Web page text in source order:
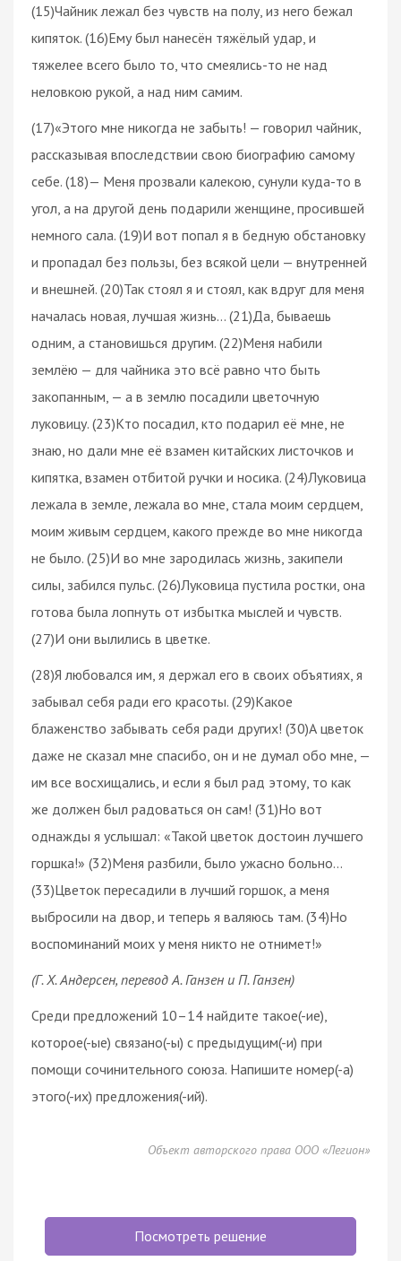
(15)Чайник лежал без чувств на полу, из него бежал
кипяток. (16)Ему был нанесён тяжёлый удар, и
тяжелее всего было то, что смеялись-то не над
неловкою рукой, а над ним самим.
(17)«Этого мне никогда не забыть! — говорил чайник,
рассказывая впоследствии свою биографию самому
себе. (18)— Меня прозвали калекою, сунули куда-то в
угол, а на другой день подарили женщине, просившей
немного сала. (19)И вот попал я в бедную обстановку
и пропадал без пользы, без всякой цели — внутренней
и внешней. (20)Так стоял я и стоял, как вдруг для меня
началась новая, лучшая жизнь… (21)Да, бываешь
одним, а становишься другим. (22)Меня набили
землёю — для чайника это всё равно что быть
закопанным, — а в землю посадили цветочную
луковицу. (23)Кто посадил, кто подарил её мне, не
знаю, но дали мне её взамен китайских листочков и
кипятка, взамен отбитой ручки и носика. (24)Луковица
лежала в земле, лежала во мне, стала моим сердцем,
моим живым сердцем, какого прежде во мне никогда
не было. (25)И во мне зародилась жизнь, закипели
силы, забился пульс. (26)Луковица пустила ростки, она
готова была лопнуть от избытка мыслей и чувств.
(27)И они вылились в цветке.
(28)Я любовался им, я держал его в своих объятиях, я
забывал себя ради его красоты. (29)Какое
блаженство забывать себя ради других! (30)А цветок
даже не сказал мне спасибо, он и не думал обо мне, —
им все восхищались, и если я был рад этому, то как
же должен был радоваться он сам! (31)Но вот
однажды я услышал: «Такой цветок достоин лучшего
горшка!» (32)Меня разбили, было ужасно больно…
(33)Цветок пересадили в лучший горшок, а меня
выбросили на двор, и теперь я валяюсь там. (34)Но
воспоминаний моих у меня никто не отнимет!»
(Г. Х. Андерсен, перевод А. Ганзен и П. Ганзен)
Среди предложений 10–14 найдите такое(-ие),
которое(-ые) связано(-ы) с предыдущим(-и) при
помощи сочинительного союза. Напишите номер(-а)
этого(-их) предложения(-ий).
Объект авторского права ООО «Легион»
Посмотреть решение